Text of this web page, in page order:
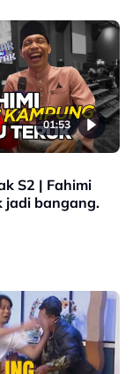
01:53
S2 | Fahimi
jadi bangang.